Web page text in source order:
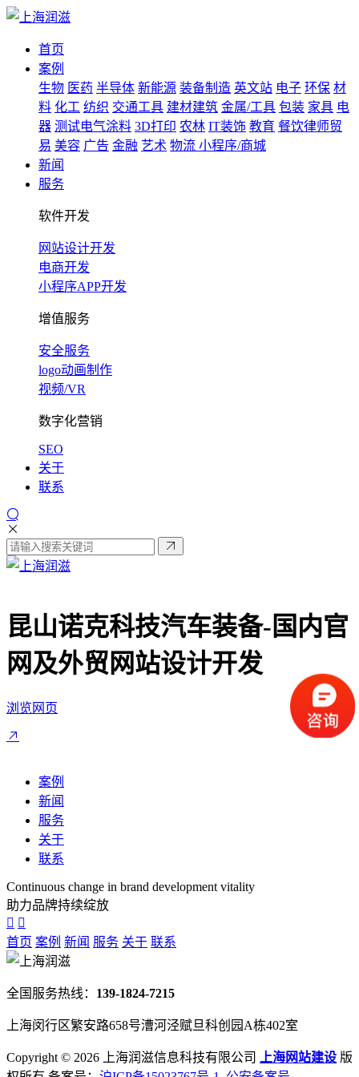
首页
案例
生物 医药 半导体 新能源 装备制造 英文站 电子 环保 材
料 化工 纺织 交通工具 建材建筑 金属/工具 包装 家具 电
器 测试电气涂料 3D打印 农林 IT装饰 教育 餐饮律师贸
易 美容 广告 金融 艺术 物流 小程序/商城
新闻
服务
软件开发
网站设计开发
电商开发
小程序APP开发
增值服务
安全服务
logo动画制作
视频/VR
数字化营销
SEO
关于
联系
昆山诺克科技汽车装备-国内官
网及外贸网站设计开发
浏览网页
案例
新闻
服务
关于
联系
Continuous change in brand development vitality
助力品牌持续绽放
首页 案例 新闻 服务 关于 联系
全国服务热线： 139-1824-7215
上海闵行区繁安路658号漕河泾赋旦科创园A栋402室
Copyright © 2026 上海润滋信息科技有限公司 上海网站建设 版